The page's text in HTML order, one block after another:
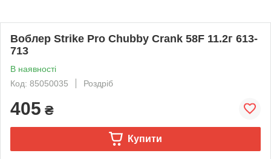
Воблер Strike Pro Chubby Crank 58F 11.2г 613-
713
В наявності
Код: 85050035
Роздріб
405 ₴
Купити